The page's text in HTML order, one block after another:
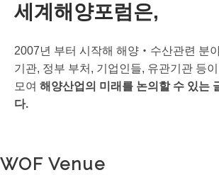
세계해양포럼은,
2007년 부터 시작해 해양‧수산관련 분
기관, 정부 부처, 기업인들, 유관기관 등이
모여 해양산업의 미래를 논의할 수 있는
다.
WOF Venue